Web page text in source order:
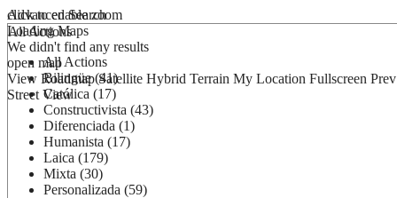
click to enable zoom
Loading Maps
We didn't find any results
open map
View Roadmap Satellite Hybrid Terrain My Location Fullscreen Prev
Street View
Advanced Search
All Actions
All Actions
Bilingüe (41)
Católica (17)
Constructivista (43)
Diferenciada (1)
Humanista (17)
Laica (179)
Mixta (30)
Personalizada (59)